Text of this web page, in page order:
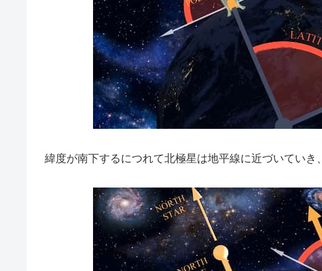
緯度が南下するにつれて北極星は地平線に近づいていき、